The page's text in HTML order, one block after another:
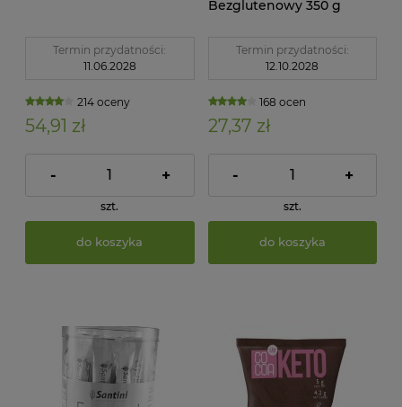
Termin przydatności:
11.06.2028
214 oceny
54,91 zł
- +
szt.
do koszyka
Bezglutenowy 350 g
Termin przydatności:
12.10.2028
168 ocen
27,37 zł
- +
szt.
do koszyka